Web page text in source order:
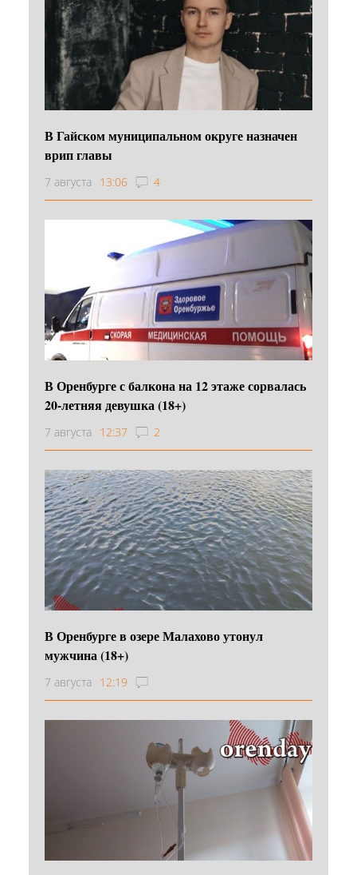
В Гайском муниципальном округе назначен
врип главы
7 августа 13:06 4
В Оренбурге с балкона на 12 этаже сорвалась
20-летняя девушка (18+)
7 августа 12:37 2
В Оренбурге в озере Малахово утонул
мужчина (18+)
7 августа 12:19